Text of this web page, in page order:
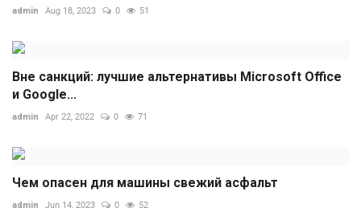
admin Aug 18, 2023 0 51
Вне санкций: лучшие альтернативы Microsoft Office
и Google...
admin Apr 22, 2022 0 71
Чем опасен для машины свежий асфальт
admin Jun 14, 2023 0 52